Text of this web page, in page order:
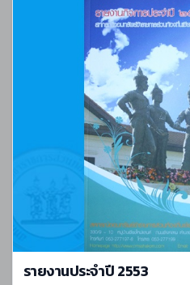
รายงานประจำปี 2553